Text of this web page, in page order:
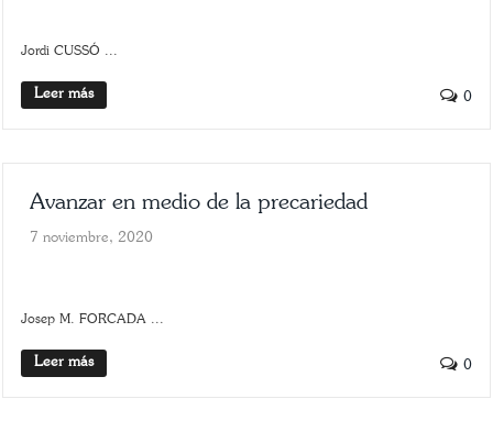
Jordi CUSSÓ ...
Leer más 0
Avanzar en medio de la precariedad
7 noviembre, 2020
Josep M. FORCADA ...
Leer más 0